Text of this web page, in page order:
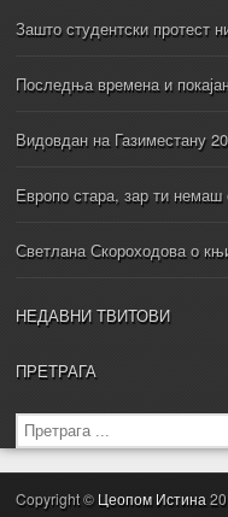
Зашто студентски протест
Последња времена и
Видовдан на Газиместану
Европо стара, зар ти немаш
Светлана Скороходова о
НЕДАВНИ ТВИТОВИ
ПРЕТРАГА
Copyright © Цеопом Истина